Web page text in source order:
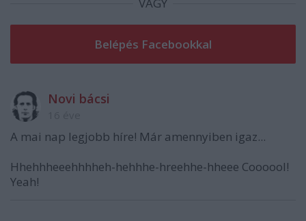
Novi bácsi
A mai nap legjobb híre! Már amennyiben igaz...
Hhehhheeehhhheh-hehhhe-hreehhe-hheee Coooool!
Yeah!